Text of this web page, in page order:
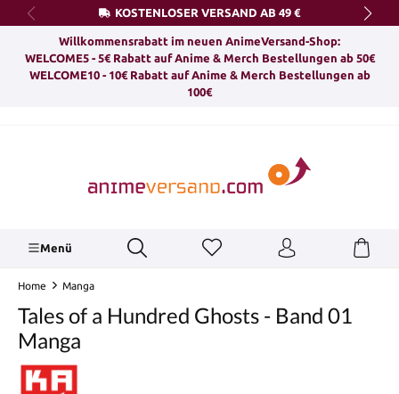
springen KOSTENLOSER VERSAND AB 49 €
Willkommensrabatt im neuen AnimeVersand-Shop:
WELCOME5 - 5€ Rabatt auf Anime & Merch Bestellungen ab 50€
WELCOME10 - 10€ Rabatt auf Anime & Merch Bestellungen ab
100€
Menü
Home Manga
Tales of a Hundred Ghosts - Band 01
Manga